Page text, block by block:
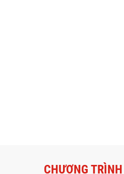
CHƯƠNG